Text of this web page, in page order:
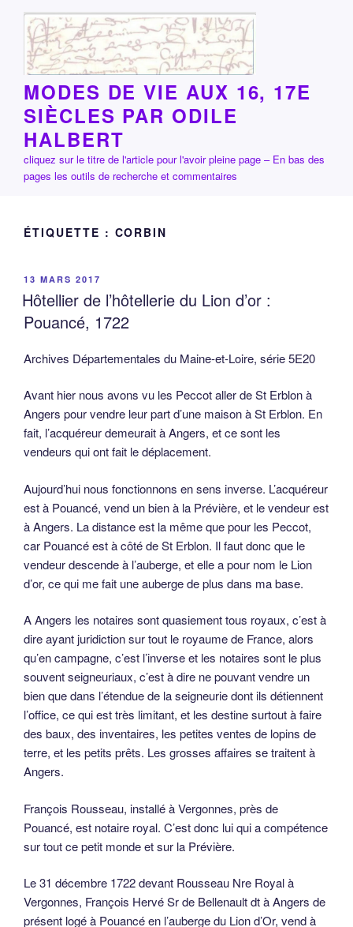
contenu
principal
MODES DE VIE AUX 16, 17E
SIÈCLES PAR ODILE
HALBERT
cliquez sur le titre de l'article pour l'avoir pleine page – En bas des
pages les outils de recherche et commentaires
ÉTIQUETTE : CORBIN
PUBLIÉ
LE
13 MARS 2017
Hôtellier de l’hôtellerie du Lion d’or :
Pouancé, 1722
Archives Départementales du Maine-et-Loire, série 5E20
Avant hier nous avons vu les Peccot aller de St Erblon à
Angers pour vendre leur part d’une maison à St Erblon. En
fait, l’acquéreur demeurait à Angers, et ce sont les
vendeurs qui ont fait le déplacement.
Aujourd’hui nous fonctionnons en sens inverse. L’acquéreur
est à Pouancé, vend un bien à la Prévière, et le vendeur est
à Angers. La distance est la même que pour les Peccot,
car Pouancé est à côté de St Erblon. Il faut donc que le
vendeur descende à l’auberge, et elle a pour nom le Lion
d’or, ce qui me fait une auberge de plus dans ma base.
A Angers les notaires sont quasiement tous royaux, c’est à
dire ayant juridiction sur tout le royaume de France, alors
qu’en campagne, c’est l’inverse et les notaires sont le plus
souvent seigneuriaux, c’est à dire ne pouvant vendre un
bien que dans l’étendue de la seigneurie dont ils détiennent
l’office, ce qui est très limitant, et les destine surtout à faire
des baux, des inventaires, les petites ventes de lopins de
terre, et les petits prêts. Les grosses affaires se traitent à
Angers.
François Rousseau, installé à Vergonnes, près de
Pouancé, est notaire royal. C’est donc lui qui a compétence
sur tout ce petit monde et sur la Prévière.
Le 31 décembre 1722 devant Rousseau Nre Royal à
Vergonnes, François Hervé Sr de Bellenault dt à Angers de
présent logé à Pouancé en l’auberge du Lion d’Or, vend à